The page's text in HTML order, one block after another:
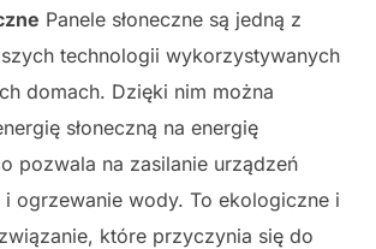
Panele słoneczne są jedną z
technologii wykorzystywanych
domach. Dzięki nim można
słoneczną na energię
pozwala na zasilanie urządzeń
ogrzewanie wody. To ekologiczne i
które przyczynia się do